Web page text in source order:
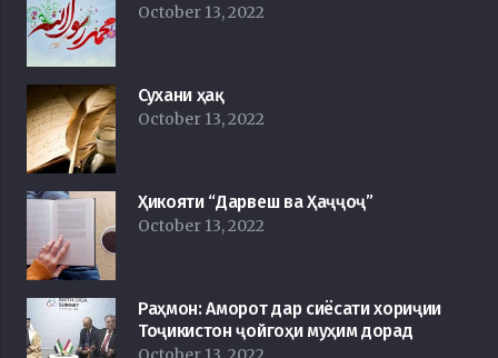
October 13, 2022
Сухани ҳақ
October 13, 2022
Ҳикояти “Дарвеш ва Ҳаҷҷоҷ”
October 13, 2022
Раҳмон: Аморот дар сиёсати хориҷии
Тоҷикистон ҷойгоҳи муҳим дорад